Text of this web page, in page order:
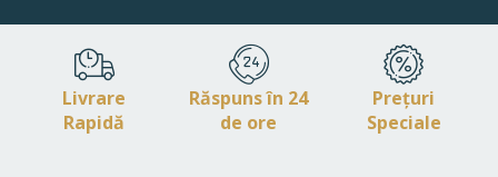
Livrare
Rapidă
Răspuns în 24
de ore
Prețuri
Speciale